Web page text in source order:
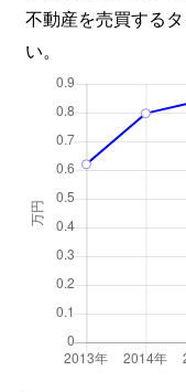
不動産を売買する
い。